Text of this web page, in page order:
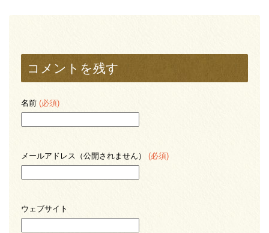
コメントを残す
名前 (必須)
メールアドレス（公開されません） (必須)
ウェブサイト